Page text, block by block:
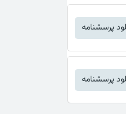
پرسشنامه
پرسشنامه